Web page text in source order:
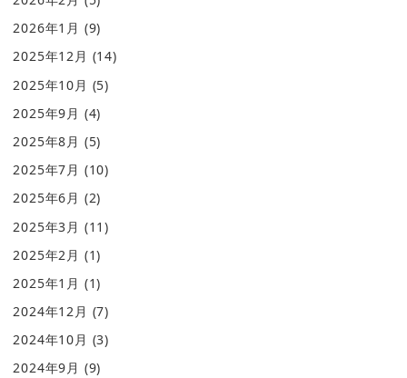
2026年1月 (9)
2025年12月 (14)
2025年10月 (5)
2025年9月 (4)
2025年8月 (5)
2025年7月 (10)
2025年6月 (2)
2025年3月 (11)
2025年2月 (1)
2025年1月 (1)
2024年12月 (7)
2024年10月 (3)
2024年9月 (9)